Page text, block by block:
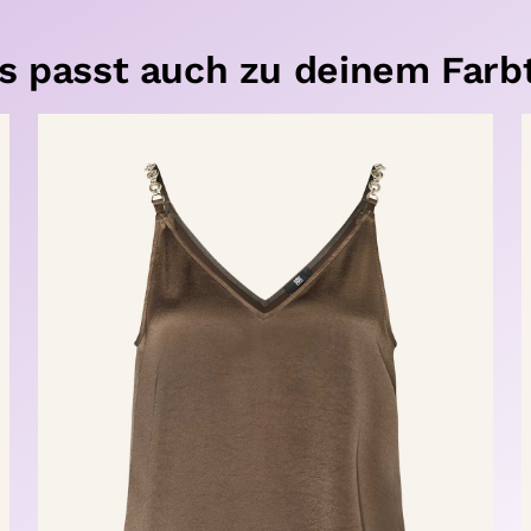
passt auch zu deinem